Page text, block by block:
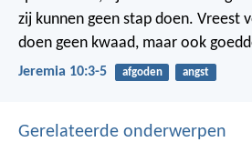
zij kunnen geen stap doen. Vreest
doen geen kwaad, maar ook
Jeremia 10:3-5 afgoden angst
Gerelateerde onderwerpen